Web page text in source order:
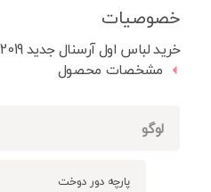
خصوصیات
خرید لباس اول آرسنال جدید 2019-2020
مشخصات محصول
لوگو
پارچه دور دوخت